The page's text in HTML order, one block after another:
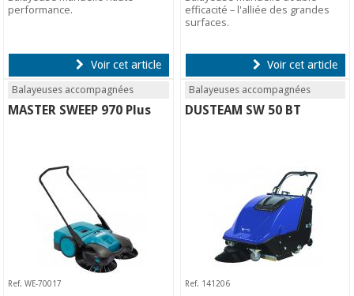
performance.
Voir cet article
efficacité – l'alliée des grandes
surfaces.
Voir cet article
Balayeuses accompagnées
MASTER SWEEP 970 Plus
Ref. WE-70017
Balayeuses accompagnées
DUSTEAM SW 50 BT
Ref. 141206